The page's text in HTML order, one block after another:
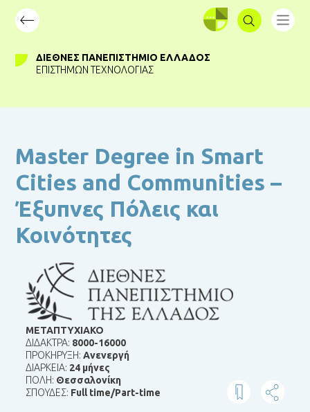
ΣΥΝΔΕΣΗ
ΔΙΕΘΝΈΣ ΠΑΝΕΠΙΣΤΉΜΙΟ ΕΛΛΆΔΟΣ
ΕΠΙΣΤΗΜΏΝ ΤΕΧΝΟΛΟΓΊΑΣ
Master Degree in Smart
Cities and Communities –
Έξυπνες Πόλεις και
Κοινότητες
ΜΕΤΑΠΤΥΧΙΑΚΟ
ΔΙΔΑΚΤΡΑ: 8000-16000
ΠΡΟΚΗΡΥΞΗ:Ανενεργή
ΔΙΑΡΚΕΙΑ: 24 μήνες
ΠΟΛΗ: Θεσσαλονίκη
ΣΠΟΥΔΕΣ: Full time/Part-time